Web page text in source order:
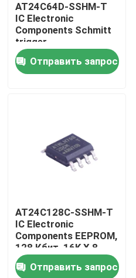
Видео
Путешествие фабрики
Проверка качества
AT24C64D-SSHM-T
IC Electronic
Components Schmitt
trigger,
фильтрованные
входы для
подавления шума
Отправить запрос
AT24C128C-SSHM-T
IC Electronic
Components EEPROM,
128 Кбит, 16K X 8
бит, 1 МГц, I2C, SOIC,
8 пинОтправить запрос